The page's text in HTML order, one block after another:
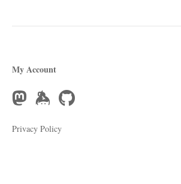
My Account
Privacy Policy